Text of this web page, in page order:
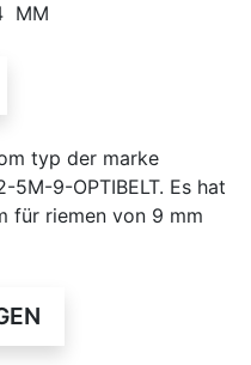
MM
typ der marke
9-OPTIBELT. Es hat
für riemen von 9 mm